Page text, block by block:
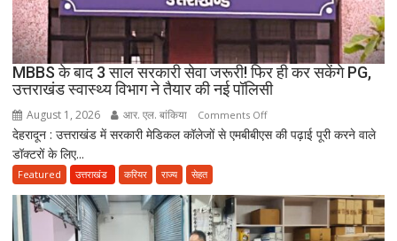
का
दावा;
CWC
ने
जारी
किया
नोटिस
MBBS के बाद 3 साल सरकारी सेवा जरूरी! फिर ही कर सकेंगे PG,
उत्तराखंड स्वास्थ्य विभाग ने तैयार की नई पॉलिसी
August 1, 2026 आर. एल. बांकिया Comments Offon
MBBS
साल
सरकारी
देहरादून : उत्तराखंड में सरकारी मेडिकल कॉलेजों से एमबीबीएस की पढ़ाई पूरी करने वाले
डॉक्टरों के लिए...
Featured उत्तराखंड करियर राज्य सेहत